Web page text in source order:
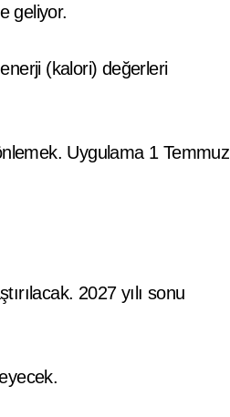
geliyor.
(kalori) değerleri
Uygulama 1 Temmuz
2027 yılı sonu